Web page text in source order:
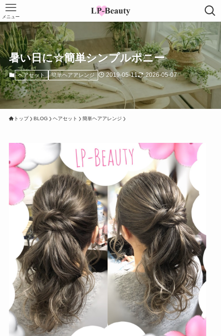
メニュー
暑い日に☆簡単シンプルポニー
ヘアセット 簡単ヘアアレンジ 2019-05-11 2026-05-07
トップ BLOG ヘアセット 簡単ヘアアレンジ